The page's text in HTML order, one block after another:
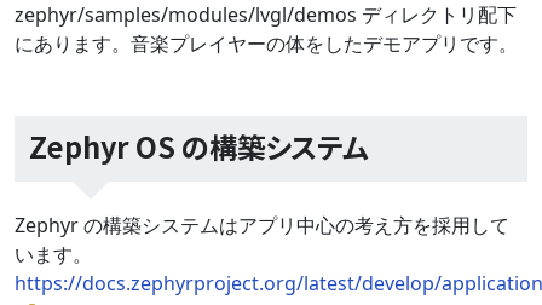
zephyr/samples/modules/lvgl/demos ディレクトリ配下
にあります。音楽プレイヤーの体をしたデモアプリです。
Zephyr OS の構築システム
Zephyr の構築システムはアプリ中心の考え方を採用して
います。
https://docs.zephyrproject.org/latest/develop/